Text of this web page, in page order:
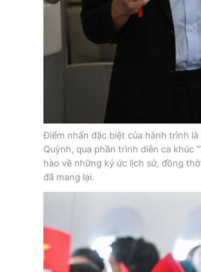
Điểm nhấn đặc biệt của hành trình
Quỳnh, qua phần trình diễn ca khúc
hào về những ký ức lịch sử, đồng
đã mang lại.